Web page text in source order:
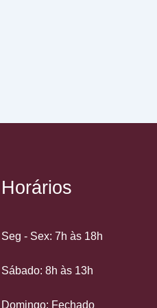
Horários
Seg - Sex: 7h às 18h
Sábado: 8h às 13h
Domingo: Fechado